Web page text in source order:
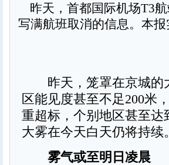
昨天，首都国际机场T3
写满航班取消的信息。本
昨天，笼罩在京城的
区能见度甚至不足200米
重超标，个别地区甚至
大雾在今天白天仍将持续。
雾气或至明日凌晨